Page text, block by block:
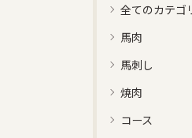
全てのカテゴ
馬肉
馬刺し
焼肉
コース